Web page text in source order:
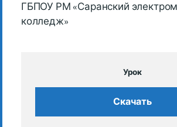
ГБПОУ РМ «Саранский
колледж»
Урок
Скачать